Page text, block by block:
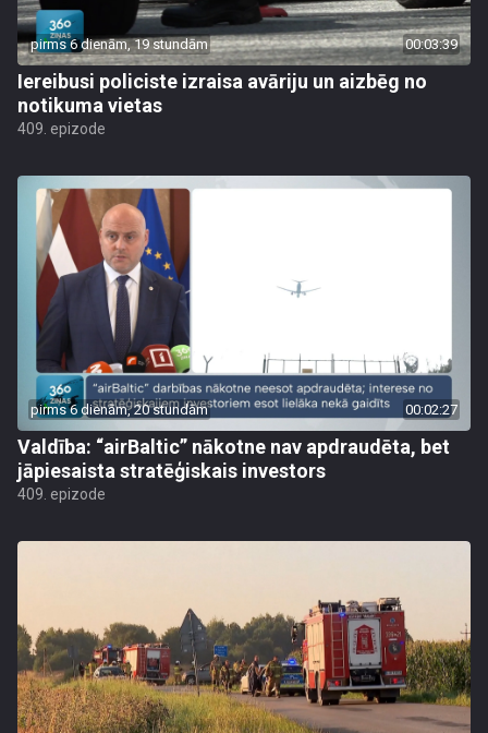
pirms 6 dienām, 19 stundām 00:03:39
Iereibusi policiste izraisa avāriju un aizbēg no
notikuma vietas
409. epizode
pirms 6 dienām, 20 stundām 00:02:27
Valdība: “airBaltic” nākotne nav apdraudēta, bet
jāpiesaista stratēģiskais investors
409. epizode